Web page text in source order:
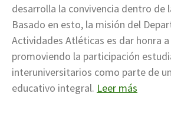
desarrolla la convivencia dentro de
Basado en esto, la misión del
Actividades Atléticas es dar honra
promoviendo la participación
interuniversitarios como parte de
educativo integral. Leer más